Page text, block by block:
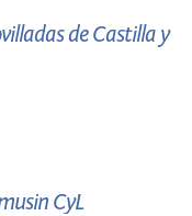
de Castilla y
CyL